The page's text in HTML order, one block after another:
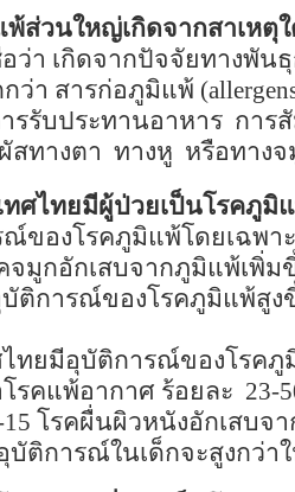
ส่วนใหญ่เกิดจากสาเหตุ
อว่า เกิดจากปัจจัยทางพัน
กว่า สารก่อภูมิแพ้ (
รรับประทานอาหาร การ
สทางตา ทางหู หรือทางจ
ศไทยมีผู้ป่วยเป็นโรคภูมิ
ของโรคภูมิแพ้โดยเฉพา
จมูกอักเสบจากภูมิแพ้เพิ่ม
บัติการณ์ของโรคภูมิแพ้สูง
ทยมีอุบัติการณ์ของโรคภู
รคแพ้อากาศ ร้อยละ 23-
โรคผื่นผิวหนังอักเสบจ
บัติการณ์ในเด็กจะสูงกว่า